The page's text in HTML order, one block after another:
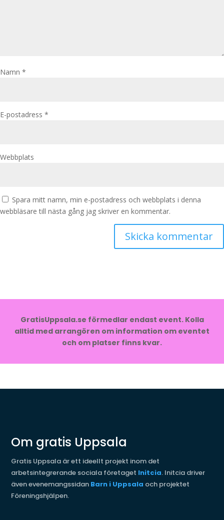
Namn *
E-postadress *
Webbplats
Spara mitt namn, min e-postadress och webbplats i denna
webbläsare till nästa gång jag skriver en kommentar.
GratisUppsala.se förmedlar endast event. Kolla
alltid med arrangören om information om eventet
och om platser finns kvar.
Om gratis Uppsala
Gratis Uppsala är ett ideellt projekt inom det
arbetsintegrerande sociala företaget Initcia. Initcia driver
även evenemangssidan Barn i Uppsala och projektet
Föreningshjälpen.